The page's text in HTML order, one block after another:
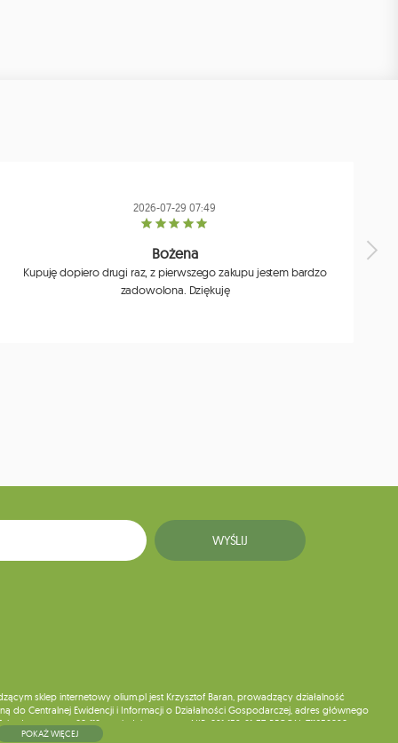
2026-07-29 07:49
Bożena
Kupuję dopiero drugi raz, z pierwszego zakupu jestem bardzo
zadowolona. Dziękuję
WYŚLIJ
sklep internetowy olium.pl jest Krzysztof Baran, prowadzący działalność
do Centralnej Ewidencji i Informacji o Działalności Gospodarczej, adres głównego
pocztowy: 08-110, posiadający numer NIP: 821-152-01-37, REGON: 711650928 .
POKAŻ WIĘCEJ